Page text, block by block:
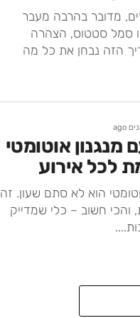
מדובר בהרבה מעבר
סמל סטטוס, הצהרה
הזה נבחן את כל מה
מנגנון אוטומטי
לכל אירוע
הוא לא סתם שעון. זה
חשוב – כלי שמדייק